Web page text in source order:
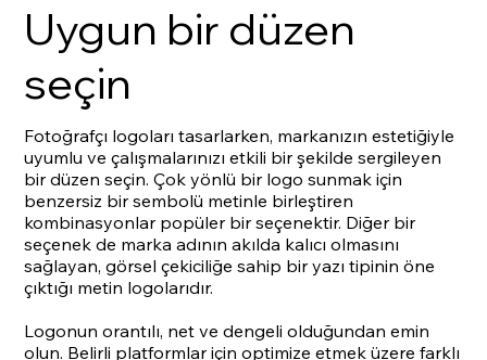
Uygun bir düzen
seçin
Fotoğrafçı logoları tasarlarken, markanızın estetiğiyle
uyumlu ve çalışmalarınızı etkili bir şekilde sergileyen
bir düzen seçin. Çok yönlü bir logo sunmak için
benzersiz bir sembolü metinle birleştiren
kombinasyonlar popüler bir seçenektir. Diğer bir
seçenek de marka adının akılda kalıcı olmasını
sağlayan, görsel çekiciliğe sahip bir yazı tipinin öne
çıktığı metin logolarıdır.
Logonun orantılı, net ve dengeli olduğundan emin
olun. Belirli platformlar için optimize etmek üzere farklı